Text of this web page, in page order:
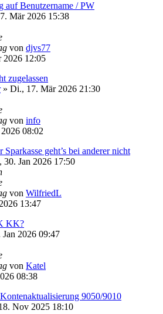
auf Benutzername / PW
Mär 2026 15:38
von djvs77
2026 12:05
zugelassen
» Di., 17. Mär 2026 21:30
von info
08:02
geht’s bei anderer nicht
30. Jan 2026 17:50
von WilfriedL
13:47
KK?
Jan 2026 09:47
von Katel
08:38
9050/9010
Nov 2025 18:10